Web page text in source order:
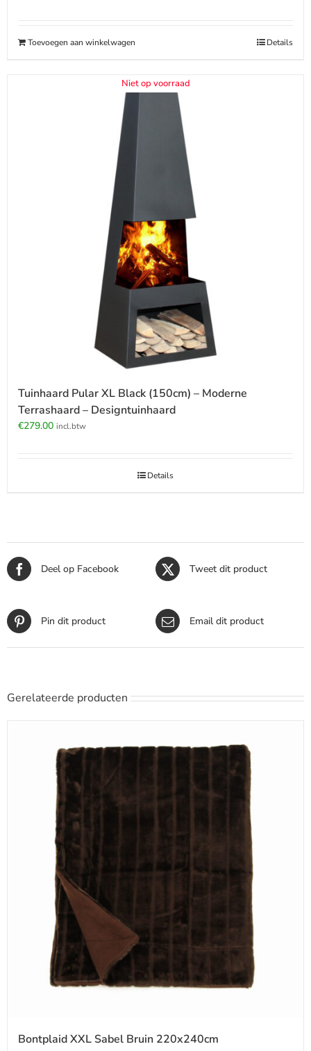
€189.00. €149.00.
Toevoegen aan winkelwagen Details
Niet op voorraad
Tuinhaard Pular XL Black (150cm) – Moderne
Terrashaard – Designtuinhaard
€279.00 incl.btw
Details
Deel op Facebook Tweet dit product
Pin dit product Email dit product
Gerelateerde producten
Bontplaid XXL Sabel Bruin 220x240cm